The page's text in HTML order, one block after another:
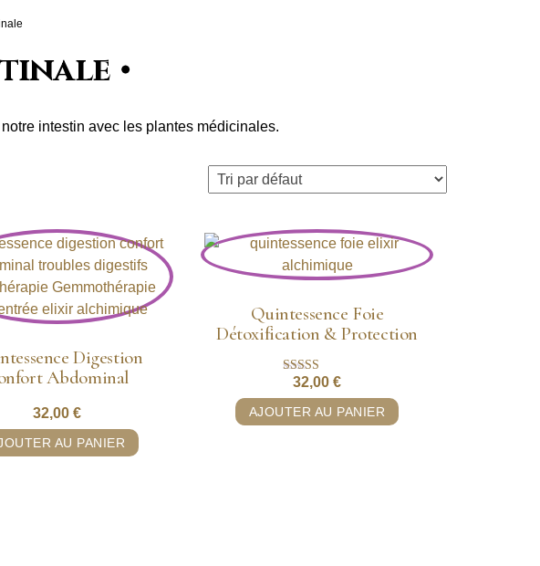
intestin avec les plantes médicinales.
Digestion
Abdominal
32,00 €
AU PANIER
Quintessence Foie
Détoxification & Protection
Note
5.00
sur 5
32,00 €
AJOUTER AU PANIER